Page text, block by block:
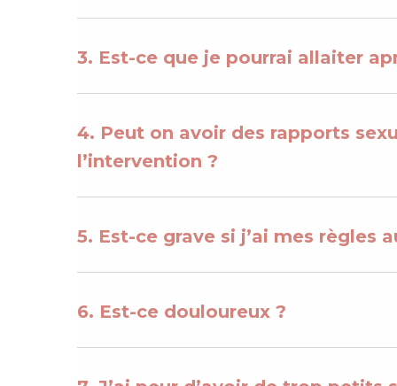
3. Est-ce que je pourrai allaiter
4. Peut on avoir des rapports
l’intervention ?
5. Est-ce grave si j’ai mes règles
6. Est-ce douloureux ?